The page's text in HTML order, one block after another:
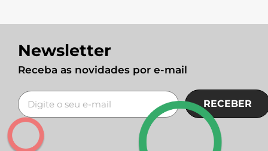
Newsletter
Receba as novidades por e-mail
RECEBER